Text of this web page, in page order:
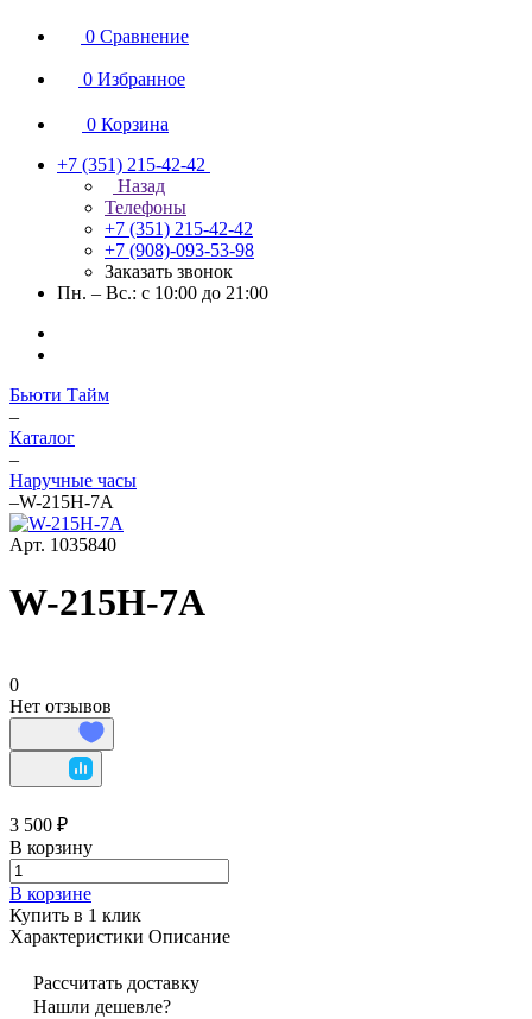
0 Сравнение
0 Избранное
0 Корзина
+7 (351) 215-42-42
Назад
Телефоны
+7 (351) 215-42-42
+7 (908)-093-53-98
Заказать звонок
Пн. – Вс.: с 10:00 до 21:00
Бьюти Тайм
–
Каталог
–
Наручные часы
–W-215H-7A
Арт. 1035840
W-215H-7A
0
Нет отзывов
3 500 ₽
В корзину
В корзине
Купить в 1 клик
Характеристики Описание
Рассчитать доставку
Нашли дешевле?